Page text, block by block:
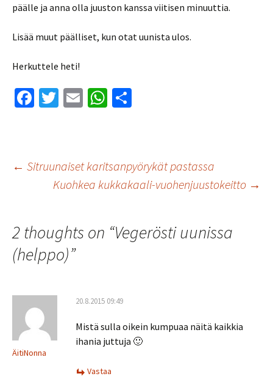
päälle ja anna olla juuston kanssa viitisen minuuttia.
Lisää muut päälliset, kun otat uunista ulos.
Herkuttele heti!
Fa
o
o
T
er
E
l
W
sA
p
p
e
Artikkelien
← Sitruunaiset karitsanpyörykät pastassa
Kuohkea kukkakaali-vuohenjuustokeitto →
2 thoughts on “Vegerösti uunissa
(helppo)”
ÄitiNonna
20.8.2015 09:49
Mistä sulla oikein kumpuaa näitä kaikkia
ihania juttuja 🙂
Vastaa